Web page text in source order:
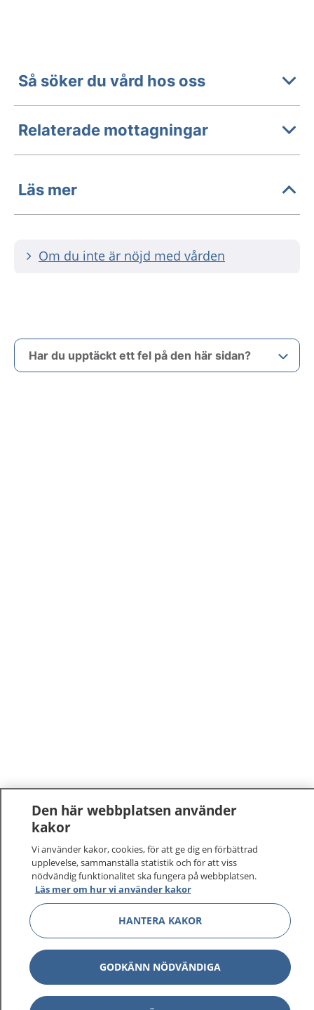
Så söker du vård hos oss
Relaterade mottagningar
Läs mer
Om du inte är nöjd med vården
Har du upptäckt ett fel på den här sidan?
Den här webbplatsen använder
kakor
Vi använder kakor, cookies, för att ge dig en förbättrad
upplevelse, sammanställa statistik och för att viss
nödvändig funktionalitet ska fungera på webbplatsen.
Läs mer om hur vi använder kakor
HANTERA KAKOR
GODKÄNN NÖDVÄNDIGA